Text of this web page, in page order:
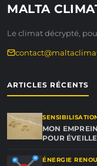
MALTA
Le climat décrypté,
ARTICLES RÉCENTS
MON
POUR
ÉNERGIE